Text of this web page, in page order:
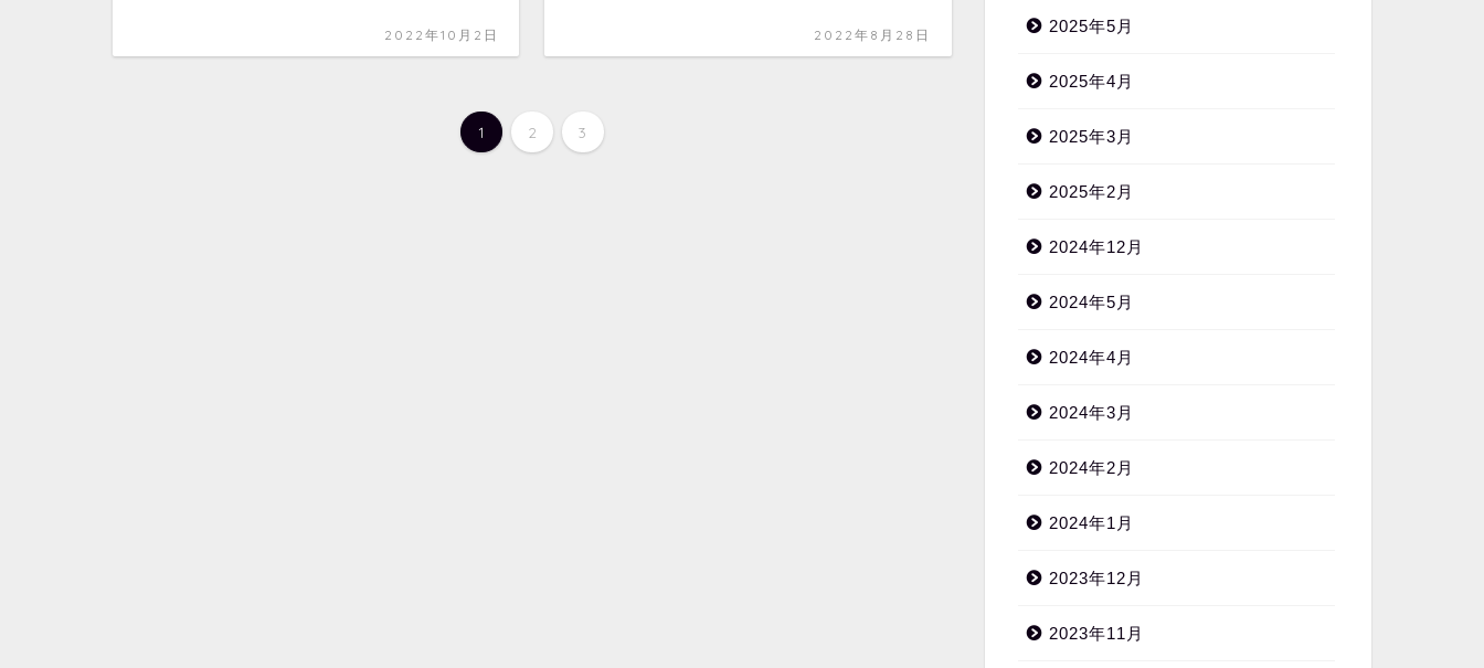
2022年10月2日 2022年8月28日
1 2 3
2025年5月
2025年4月
2025年3月
2025年2月
2024年12月
2024年5月
2024年4月
2024年3月
2024年2月
2024年1月
2023年12月
2023年11月